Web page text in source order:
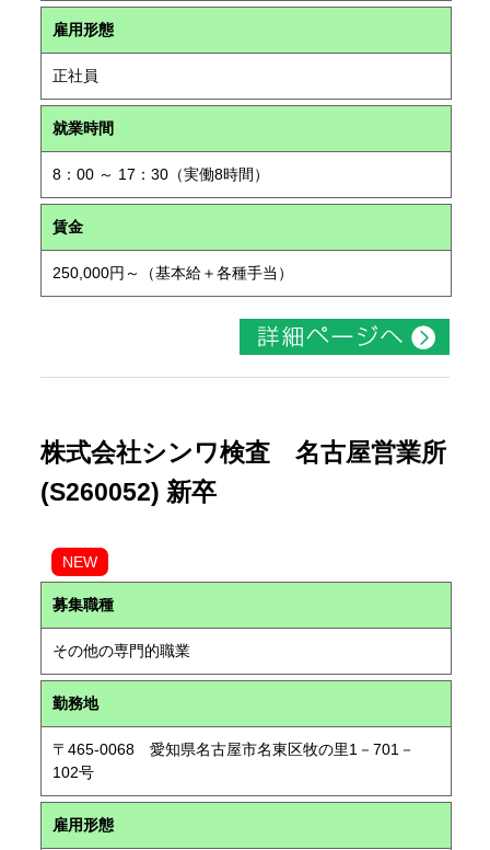
雇用形態
正社員
就業時間
8：00 ～ 17：30（実働8時間）
賃金
250,000円～（基本給＋各種手当）
株式会社シンワ検査 名古屋営業所
(S260052) 新卒
NEW
募集職種
その他の専門的職業
勤務地
〒465-0068 愛知県名古屋市名東区牧の里1－701－
102号
雇用形態